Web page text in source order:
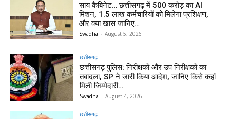
साय कैबिनेट… छत्तीसगढ़ में 500 करोड़ का AI
मिशन, 1.5 लाख कर्मचारियों को मिलेगा प्रशिक्षण,
और क्या खास जानिए…
Swadha - August 5, 2026
छत्तीसगढ़
छत्तीसगढ़ पुलिस: निरीक्षकों और उप निरीक्षकों का
तबादला, SP ने जारी किया आदेश, जानिए किसे कहां
मिली जिम्मेदारी…
Swadha - August 4, 2026
छत्तीसगढ़